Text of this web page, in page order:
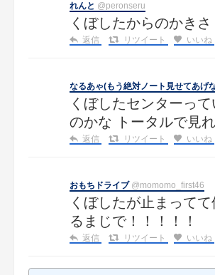
れんと @peronseru
くぼしたからのかき
返信 リツイート いいね
なるあゃ(もう絶対ノート見せてあ
くぼしたセンターっ
のかな トータルで見
返信 リツイート いいね
おもちドライブ @momomo_first46
くぼしたが止まって
るまじで！！！！！
返信 リツイート いいね